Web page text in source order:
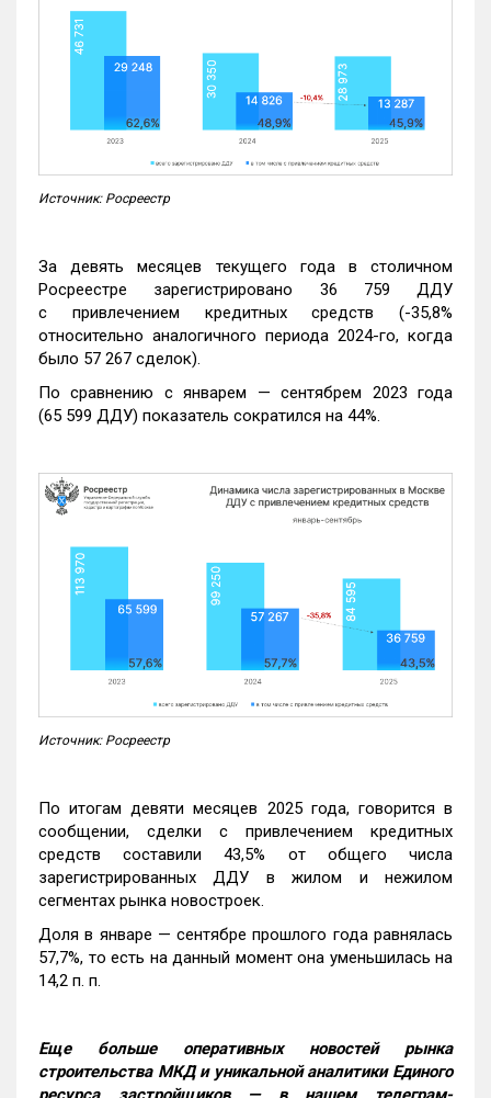
Источник: Росреестр
За девять месяцев текущего года в столичном
Росреестре зарегистрировано 36 759 ДДУ
с привлечением кредитных средств (-35,8%
относительно аналогичного периода 2024-го, когда
было 57 267 сделок).
По сравнению с январем — сентябрем 2023 года
(65 599 ДДУ) показатель сократился на 44%.
Источник: Росреестр
По итогам девяти месяцев 2025 года, говорится в
сообщении, сделки с привлечением кредитных
средств составили 43,5% от общего числа
зарегистрированных ДДУ в жилом и нежилом
сегментах рынка новостроек.
Доля в январе — сентябре прошлого года равнялась
57,7%, то есть на данный момент она уменьшилась на
14,2 п. п.
Еще больше оперативных новостей рынка
строительства МКД и уникальной аналитики Единого